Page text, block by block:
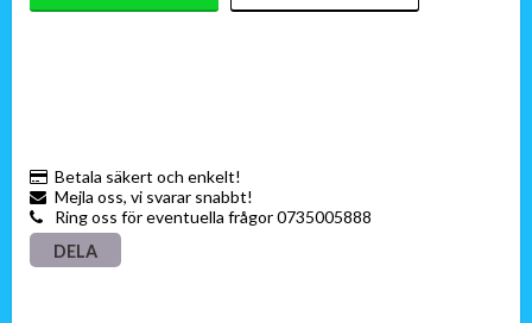
Betala säkert och enkelt!
Mejla oss, vi svarar snabbt!
Ring oss för eventuella frågor 0735005888
DELA